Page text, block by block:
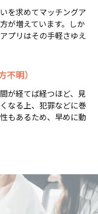
を求めてマッチングア
が増えています。しか
プリはその手軽さゆえ
不明）
が経てば経つほど、見
なる上、犯罪などに巻
もあるため、早めに動